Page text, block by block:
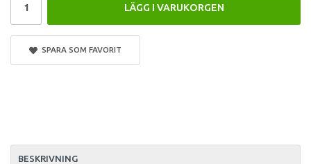
LÄGG I VARUKORGEN
SPARA SOM FAVORIT
BESKRIVNING